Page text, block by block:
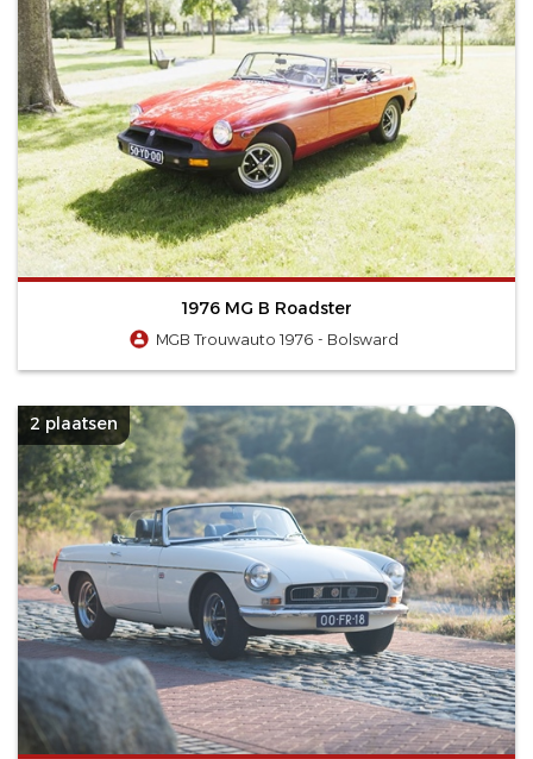
1976 MG B Roadster
MGB Trouwauto 1976 - Bolsward
2 plaatsen